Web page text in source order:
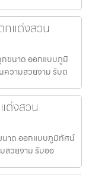
แต่งสวน
ขนาด ออกแบบภูมิ
ความสวยงาม รับต
ต่งสวน
าด ออกแบบภูมิทัศน์
สวยงาม รับออ